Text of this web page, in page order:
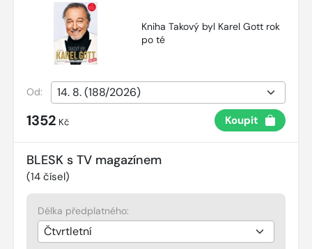
Kniha Takový byl Karel Gott rok
po té
Od:
1352 Kč Koupit
BLESK s TV magazínem
(14 čísel)
Délka předplatného: